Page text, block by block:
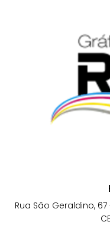
Rua São Geraldino,